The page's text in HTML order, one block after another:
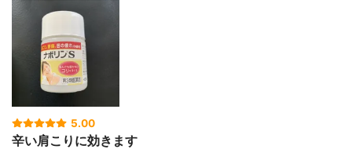
5.00
辛い肩こりに効きます